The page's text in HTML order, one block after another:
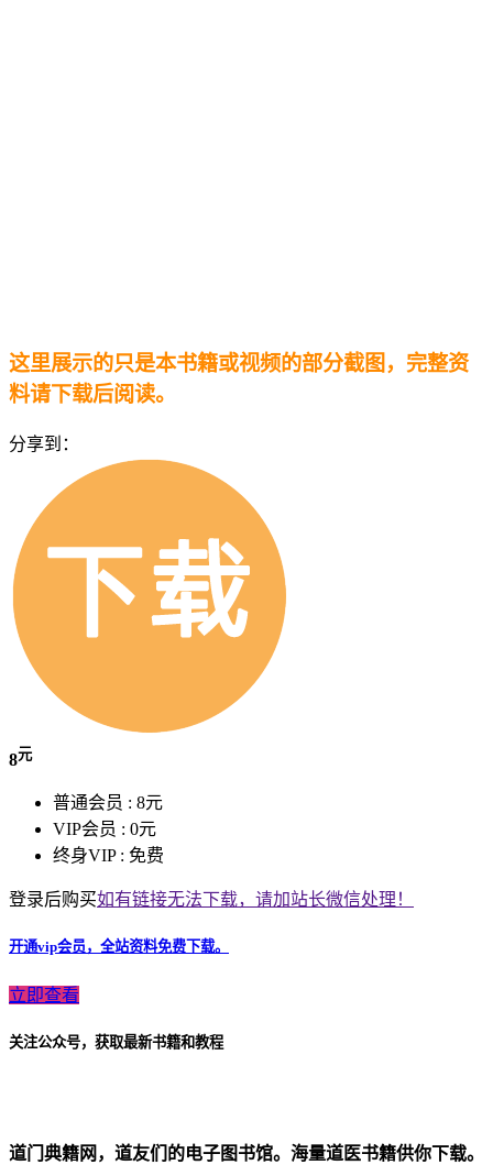
这里展示的只是本书籍或视频的部分截图，完整资
料请下载后阅读。
分享到：
8元
普通会员 : 8元
VIP会员 : 0元
终身VIP : 免费
登录后购买如有链接无法下载，请加站长微信处理！
开通vip会员，全站资料免费下载。
立即查看
关注公众号，获取最新书籍和教程
道门典籍网，道友们的电子图书馆。海量道医书籍供你下载。